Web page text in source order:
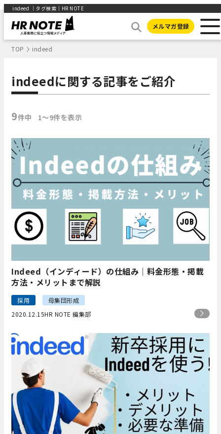
indeed ｜タグ検索｜HR NOTE
メルマガ登録
TOP indeed
indeedに関する記事をご紹介
9件中 1〜9件を表示
Indeed（インディード）の仕組み｜料金形態・掲載
方法・メリットまで解説
採用
母集団形成
2020.12.15HR NOTE 編集部